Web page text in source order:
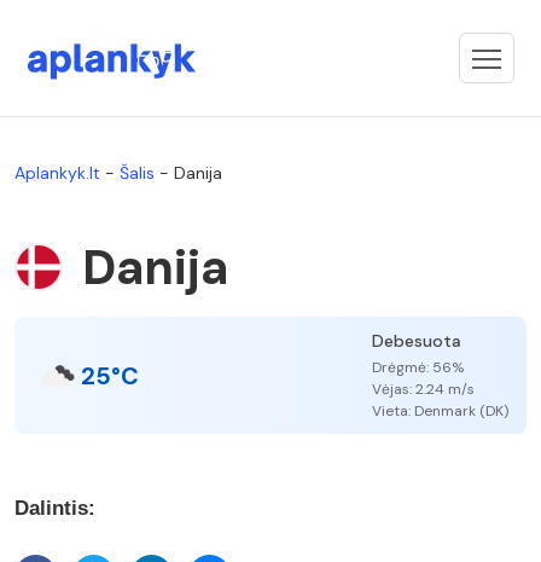
Aplankyk.lt - Šalis - Danija
Danija
25°C
Debesuota
Drėgmė: 56%
Vėjas: 2.24 m/s
Vieta: Denmark (DK)
Dalintis: